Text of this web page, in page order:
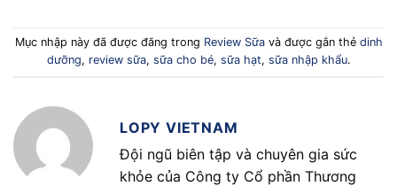
Mục nhập này đã được đăng trong Review Sữavà được gắn thẻ dinh
dưỡng, review sữa, sữa cho bé, sữa hạt, sữa nhập khẩu.
LOPY VIETNAM
Đội ngũ biên tập và chuyên gia sức
khỏe của Công ty Cổ phần Thương